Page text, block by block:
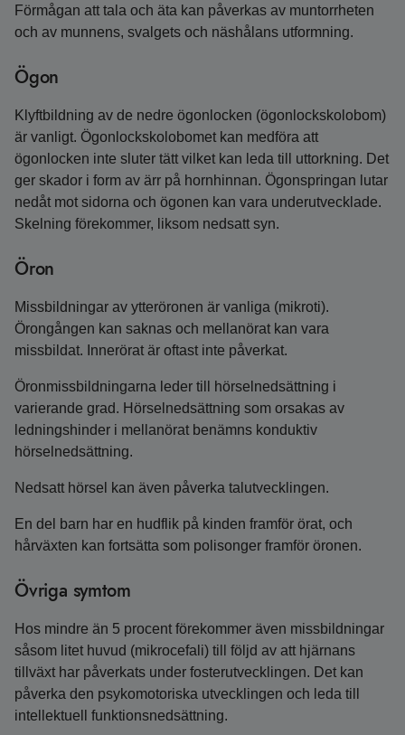
Förmågan att tala och äta kan påverkas av muntorrheten
och av munnens, svalgets och näshålans utformning.
Ögon
Klyftbildning av de nedre ögonlocken (ögonlockskolobom)
är vanligt. Ögonlockskolobomet kan medföra att
ögonlocken inte sluter tätt vilket kan leda till uttorkning. Det
ger skador i form av ärr på hornhinnan. Ögonspringan lutar
nedåt mot sidorna och ögonen kan vara underutvecklade.
Skelning förekommer, liksom nedsatt syn.
Öron
Missbildningar av ytteröronen är vanliga (mikroti).
Örongången kan saknas och mellanörat kan vara
missbildat. Innerörat är oftast inte påverkat.
Öronmissbildningarna leder till hörselnedsättning i
varierande grad. Hörselnedsättning som orsakas av
ledningshinder i mellanörat benämns konduktiv
hörselnedsättning.
Nedsatt hörsel kan även påverka talutvecklingen.
En del barn har en hudflik på kinden framför örat, och
hårväxten kan fortsätta som polisonger framför öronen.
Övriga symtom
Hos mindre än 5 procent förekommer även missbildningar
såsom litet huvud (mikrocefali) till följd av att hjärnans
tillväxt har påverkats under fosterutvecklingen. Det kan
påverka den psykomotoriska utvecklingen och leda till
intellektuell funktionsnedsättning.